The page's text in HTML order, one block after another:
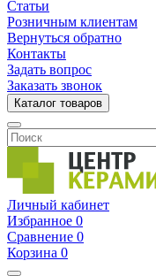
Статьи
Розничным клиентам
Вернуться обратно
Контакты
Задать вопрос
Заказать звонок
Каталог товаров
Личный кабинет
Избранное 0
Сравнение 0
Корзина 0